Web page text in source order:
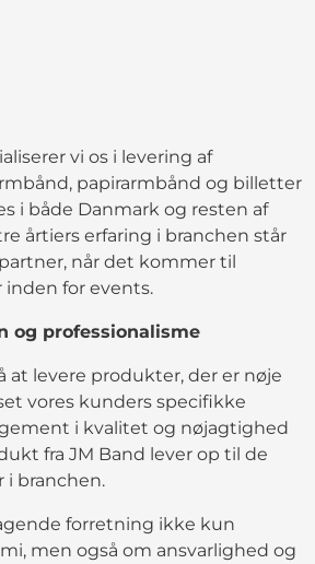
vi os i levering af
papirarmbånd og billetter
i både Danmark og resten af
årtiers erfaring i branchen står
når det kommer til
for events.
og professionalisme
at levere produkter, der er nøje
vores kunders specifikke
i kvalitet og nøjagtighed
fra JM Band lever op til de
i branchen.
forretning ikke kun
men også om ansvarlighed og